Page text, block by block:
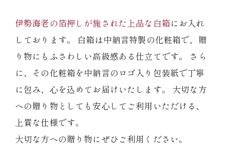
伊勢海老料理一覧
季節限定商品
ご利用ガイド
伊勢海老の箔押しが施された上品な白箱にお入れ
しております。 白箱は中納言特製の化粧箱で、贈
り物にもふさわしい高級感ある仕立てです。 さら
に、その化粧箱を中納言のロゴ入り包装紙で丁寧
に包み、心を込めてお届けいたします。 大切な方
への贈り物としても安心してご利用いただける、
上質な仕様です。
大切な方への贈り物にぜひご利用ください。